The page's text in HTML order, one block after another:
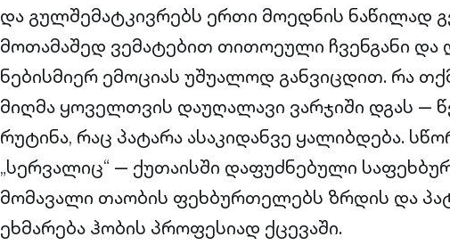
და გულშემატკივრებს ერთი მოედნის ნაწილად
მოთამაშედ ვემატებით თითოეული ჩვენგანი და
ნებისმიერ ემოციას უშუალოდ განვიცდით. რა
მიღმა ყოველთვის დაუღალავი ვარჯიში დგას —
რუტინა, რაც პატარა ასაკიდანვე ყალიბდება.
„სერვალიც“ — ქუთაისში დაფუძნებული
მომავალი თაობის ფეხბურთელებს ზრდის და
ეხმარება ჰობის პროფესიად ქცევაში.